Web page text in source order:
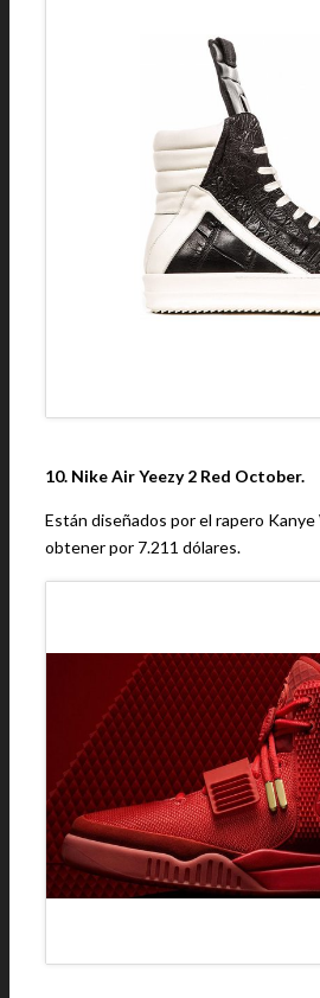
10. Nike Air Yeezy 2 Red October.
Están diseñados por el rapero
obtener por 7.211 dólares.